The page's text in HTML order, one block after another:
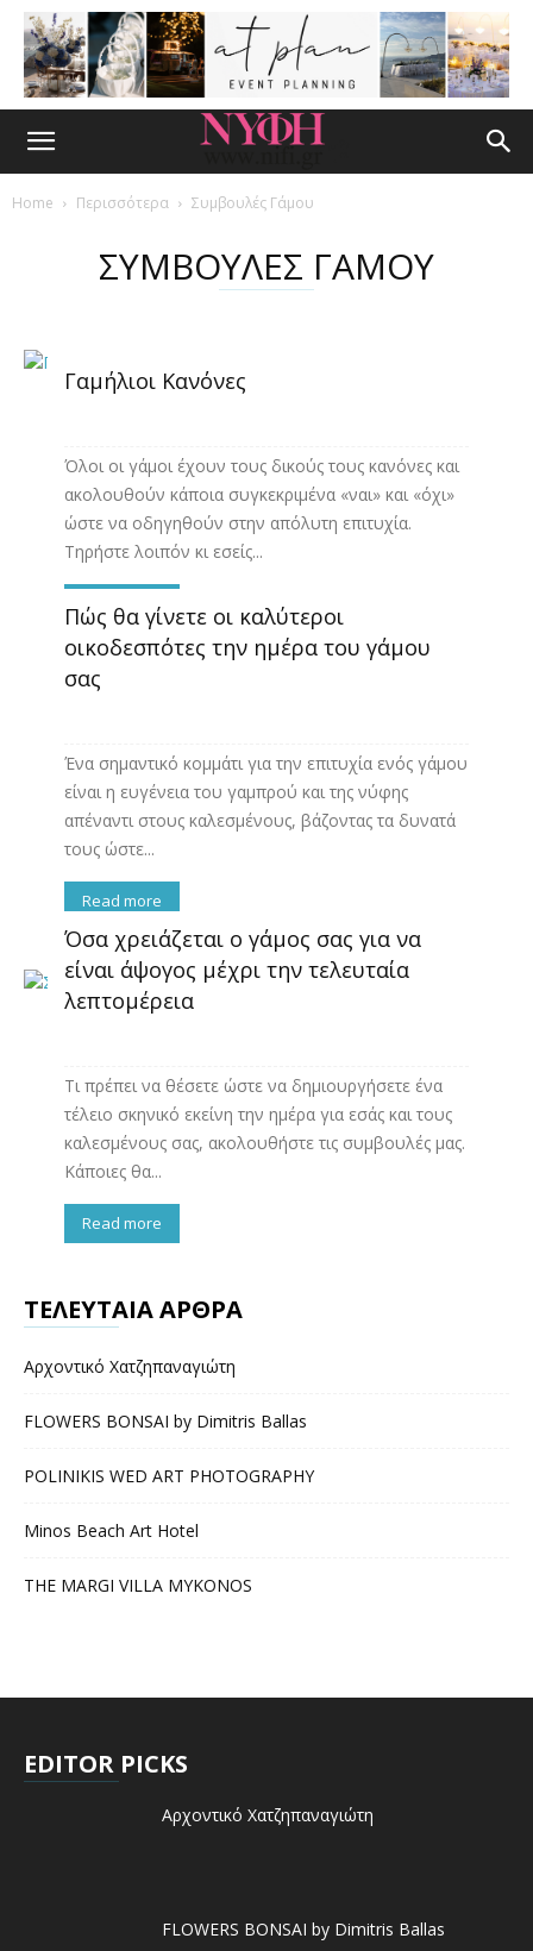
Home Περισσότερα Συμβουλές Γάμου
ΣΥΜΒΟΥΛΕΣ ΓΑΜΟΥ
Γαμήλιοι Κανόνες
Όλοι οι γάμοι έχουν τους δικούς τους κανόνες και
ακολουθούν κάποια συγκεκριμένα «ναι» και «όχι»
ώστε να οδηγηθούν στην απόλυτη επιτυχία.
Τηρήστε λοιπόν κι εσείς...
Read more
Πώς θα γίνετε οι καλύτεροι
οικοδεσπότες την ημέρα του γάμου
σας
Ένα σημαντικό κομμάτι για την επιτυχία ενός γάμου
είναι η ευγένεια του γαμπρού και της νύφης
απέναντι στους καλεσμένους, βάζοντας τα δυνατά
τους ώστε...
Read more
Όσα χρειάζεται ο γάμος σας για να
είναι άψογος μέχρι την τελευταία
λεπτομέρεια
Τι πρέπει να θέσετε ώστε να δημιουργήσετε ένα
τέλειο σκηνικό εκείνη την ημέρα για εσάς και τους
καλεσμένους σας, ακολουθήστε τις συμβουλές μας.
Κάποιες θα...
Read more
ΤΕΛΕΥΤΑΙΑ ΑΡΘΡΑ
Αρχοντικό Χατζηπαναγιώτη
FLOWERS BONSAI by Dimitris Ballas
POLINIKIS WED ART PHOTOGRAPHY
Minos Beach Art Hotel
THE MARGI VILLA MYKONOS
EDITOR PICKS
Αρχοντικό Χατζηπαναγιώτη
FLOWERS BONSAI by Dimitris Ballas